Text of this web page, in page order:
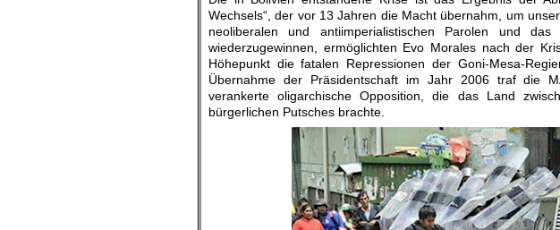
Wechsels“, der vor 13 Jahren die Macht übernahm, um
neoliberalen und antiimperialistischen Parolen und
wiederzugewinnen, ermöglichten Evo Morales nach der
Höhepunkt die fatalen Repressionen der Goni-Mesa-
Übernahme der Präsidentschaft im Jahr 2006 traf die
verankerte oligarchische Opposition, die das Land
bürgerlichen Putsches brachte.